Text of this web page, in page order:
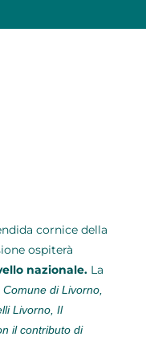
cornice della
ospiterà
nazionale. La
Comune di Livorno,
Livorno, Il
il contributo di